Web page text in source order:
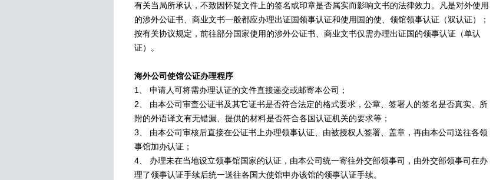
有关当局所承认，不致因怀疑文件上的签名或印章是否属实而影响文书的法律效力。凡是对外使用
的涉外公证书、商业文书一般都应办理出证国领事认证和使用国的使、领馆领事认证（双认证）；
按有关协议规定，前往部分国家使用的涉外公证书、商业文书仅需办理出证国的领事认证（单认
证）。
海外公司使馆公证办理程序
1、 申请人可将需办理认证的文件直接递交或邮寄本公司；
2、 由本公司审查公证书及其它证书是否符合法定的格式要求，公章、签署人的签名是否真实、所
附的外语译文有无错漏、提供的材料是否符合各国认证机关的要求等；
3、 由本公司审核后直接在公证书上办理领事认证、由被授权人签署、盖章，再由本公司送往各领
事馆加办认证；
4、 办理未在当地设立领事馆国家的认证，由本公司统一寄往外交部领事司，由外交部领事司在办
理了领事认证手续后统一送往各国大使馆申办该馆的领事认证手续。